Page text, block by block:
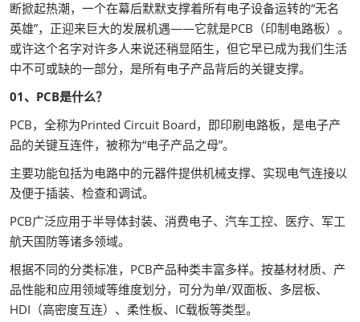
断掀起热潮，一个在幕后默默支撑着所有电子设备运转的“无名
英雄”，正迎来巨大的发展机遇——它就是PCB（印制电路板）。
或许这个名字对许多人来说还稍显陌生，但它早已成为我们生活
中不可或缺的一部分，是所有电子产品背后的关键支撑。
01、PCB是什么？
PCB，全称为Printed Circuit Board，即印刷电路板，是电子产
品的关键互连件，被称为“电子产品之母”。
主要功能包括为电路中的元器件提供机械支撑、实现电气连接以
及便于插装、检查和调试。
PCB广泛应用于半导体封装、消费电子、汽车工控、医疗、军工
航天国防等诸多领域。
根据不同的分类标准，PCB产品种类丰富多样。按基材材质、产
品性能和应用领域等维度划分，可分为单/双面板、多层板、
HDI（高密度互连）、柔性板、IC载板等类型。